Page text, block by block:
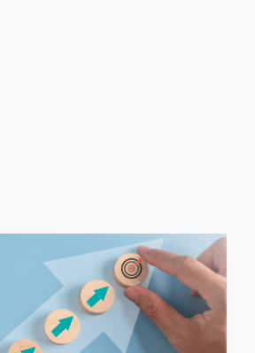
de dados e horário e os
​​antecipadamente.